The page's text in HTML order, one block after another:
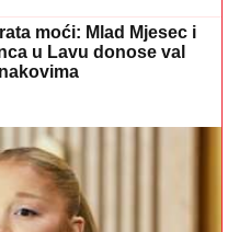
moći: Mlad Mjesec i
u Lavu donose val